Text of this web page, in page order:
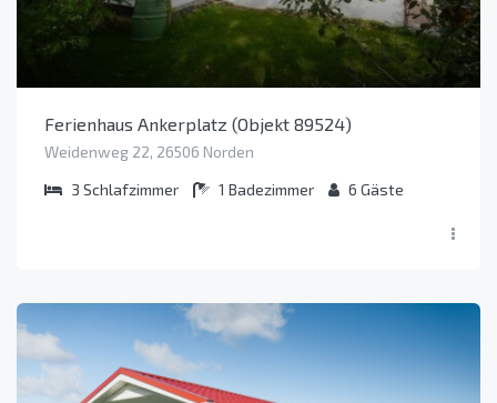
Ferienhaus Ankerplatz (Objekt 89524)
Weidenweg 22, 26506 Norden
3 Schlafzimmer 1 Badezimmer 6 Gäste